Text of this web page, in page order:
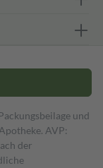
und
AVP:
der